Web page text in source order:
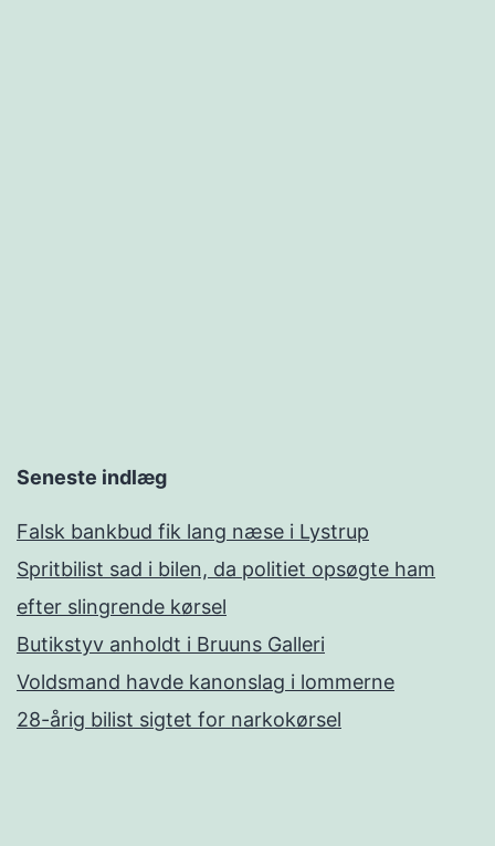
Seneste indlæg
Falsk bankbud fik lang næse i Lystrup
Spritbilist sad i bilen, da politiet opsøgte ham
efter slingrende kørsel
Butikstyv anholdt i Bruuns Galleri
Voldsmand havde kanonslag i lommerne
28-årig bilist sigtet for narkokørsel